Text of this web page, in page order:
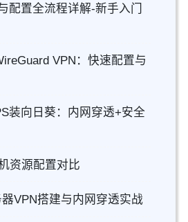
配置全流程详解-新手入门
VPN：快速配置与
装向日葵：内网穿透+安全
资源配置对比
VPN搭建与内网穿透实战